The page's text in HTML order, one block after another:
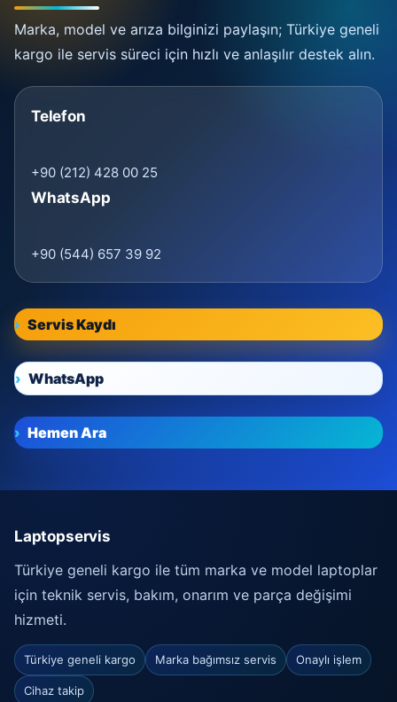
Marka, model ve arıza bilginizi paylaşın; Türkiye geneli
kargo ile servis süreci için hızlı ve anlaşılır destek alın.
Telefon
+90 (212) 428 00 25
WhatsApp
+90 (544) 657 39 92
Servis Kaydı
WhatsApp
Hemen Ara
Laptopservis
Türkiye geneli kargo ile tüm marka ve model laptoplar
için teknik servis, bakım, onarım ve parça değişimi
hizmeti.
Türkiye geneli kargo Marka bağımsız servis Onaylı işlem
Cihaz takip